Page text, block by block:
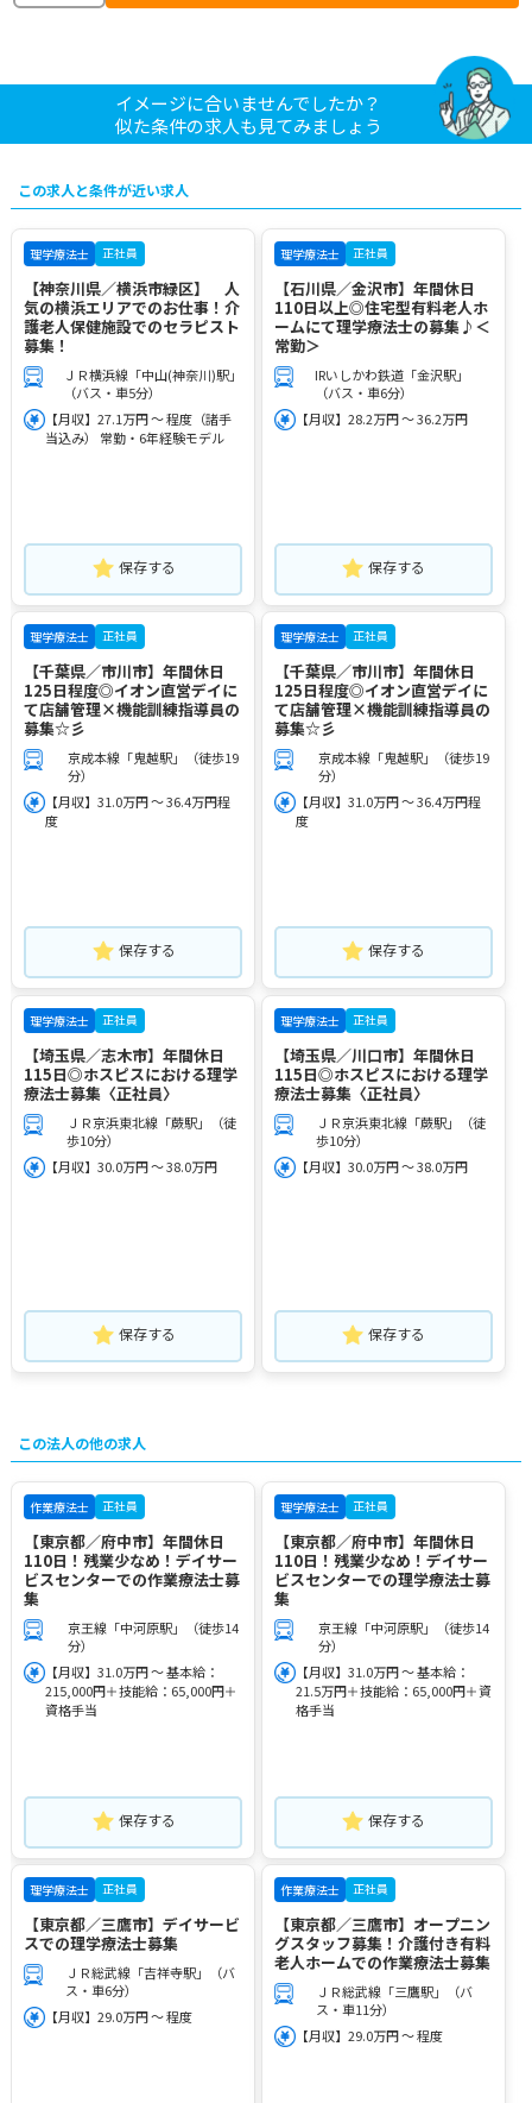
イメージに合いませんでしたか？
似た条件の求人も見てみましょう
この求人と条件が近い求人
理学療法士 正社員
【神奈川県／横浜市緑区】 人
気の横浜エリアでのお仕事！介
護老人保健施設でのセラピスト
募集！
ＪＲ横浜線「中山(神奈川)駅」
（バス・車5分）
【月収】27.1万円 ～ 程度（諸手
当込み） 常勤・6年経験モデル
保存する
理学療法士 正社員
【石川県／金沢市】年間休日
110日以上◎住宅型有料老人ホ
ームにて理学療法士の募集♪＜
常勤＞
IRいしかわ鉄道「金沢駅」
（バス・車6分）
【月収】28.2万円 ～ 36.2万円
保存する
理学療法士 正社員
【千葉県／市川市】年間休日
125日程度◎イオン直営デイに
て店舗管理×機能訓練指導員の
募集☆彡
京成本線「鬼越駅」（徒歩19
分）
【月収】31.0万円 ～ 36.4万円程
度
保存する
理学療法士 正社員
【千葉県／市川市】年間休日
125日程度◎イオン直営デイに
て店舗管理×機能訓練指導員の
募集☆彡
京成本線「鬼越駅」（徒歩19
分）
【月収】31.0万円 ～ 36.4万円程
度
保存する
理学療法士 正社員
【埼玉県／志木市】年間休日
115日◎ホスピスにおける理学
療法士募集〈正社員〉
ＪＲ京浜東北線「蕨駅」（徒
歩10分）
【月収】30.0万円 ～ 38.0万円
保存する
理学療法士 正社員
【埼玉県／川口市】年間休日
115日◎ホスピスにおける理学
療法士募集〈正社員〉
ＪＲ京浜東北線「蕨駅」（徒
歩10分）
【月収】30.0万円 ～ 38.0万円
保存する
この法人の他の求人
作業療法士 正社員
【東京都／府中市】年間休日
110日！残業少なめ！デイサー
ビスセンターでの作業療法士募
集
京王線「中河原駅」（徒歩14
分）
【月収】31.0万円 ～ 基本給：
215,000円＋技能給：65,000円＋
資格手当
保存する
理学療法士 正社員
【東京都／府中市】年間休日
110日！残業少なめ！デイサー
ビスセンターでの理学療法士募
集
京王線「中河原駅」（徒歩14
分）
【月収】31.0万円 ～ 基本給：
21.5万円＋技能給：65,000円＋資
格手当
保存する
理学療法士 正社員
【東京都／三鷹市】デイサービ
スでの理学療法士募集
ＪＲ総武線「吉祥寺駅」（バ
ス・車6分）
【月収】29.0万円 ～ 程度
作業療法士 正社員
【東京都／三鷹市】オープニン
グスタッフ募集！介護付き有料
老人ホームでの作業療法士募集
ＪＲ総武線「三鷹駅」（バ
ス・車11分）
【月収】29.0万円 ～ 程度